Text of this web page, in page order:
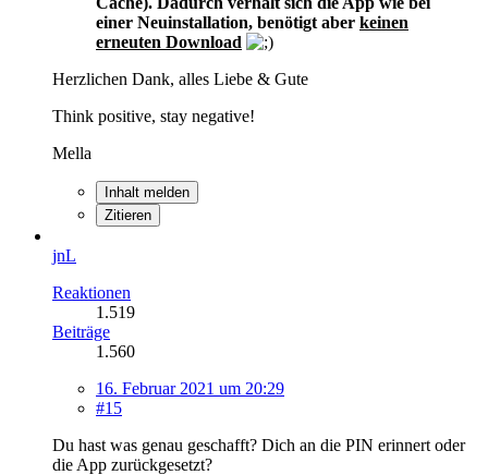
einer Neuinstallation, benötigt aber keinen
erneuten Download
Herzlichen Dank, alles Liebe & Gute
Think positive, stay negative!
Mella
Inhalt melden
Zitieren
jnL
Reaktionen
1.519
Beiträge
1.560
16. Februar 2021 um 20:29
#15
Du hast was genau geschafft? Dich an die PIN erinnert oder
die App zurückgesetzt?